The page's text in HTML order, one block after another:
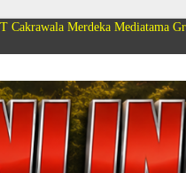
Mediatama Group